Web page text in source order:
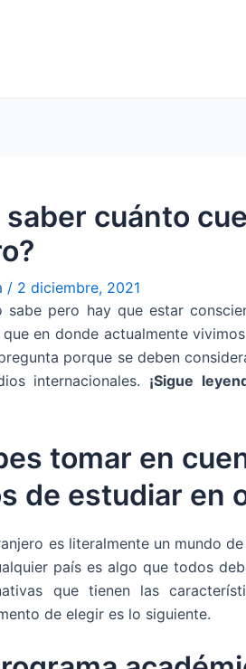
saber cuánto
/ 2 diciembre, 2021
pero hay que estar
en donde actualmente
porque se deben
internacionales. ¡Sigue
tomar en
de estudiar en
es literalmente un mundo
país es algo que todos
que tienen las
de elegir es lo siguiente.